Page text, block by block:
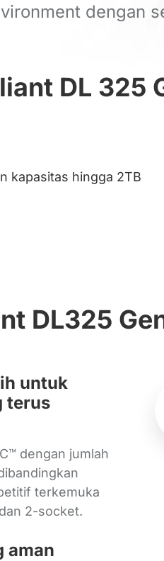
dengan
DL 325
kapasitas hingga 2TB
DL325
untuk
terus
dengan jumlah
terkemuka
2-socket.
aman